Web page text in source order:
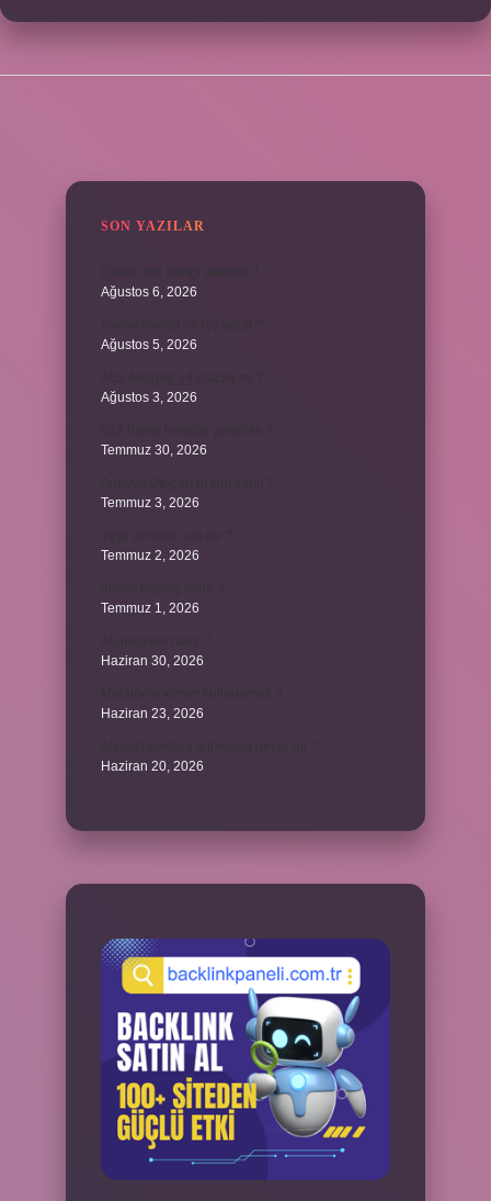
SON YAZILAR
Ağustos 6, 2026
Ağustos 5, 2026
Ağustos 3, 2026
Temmuz 30, 2026
Temmuz 3, 2026
Temmuz 2, 2026
Temmuz 1, 2026
Haziran 30, 2026
Haziran 23, 2026
Haziran 20, 2026